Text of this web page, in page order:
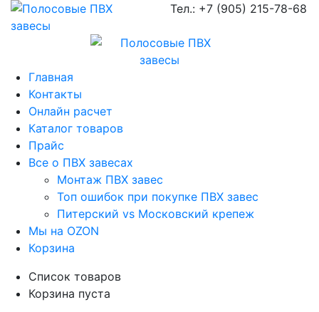
Тел.: +7 (905) 215-78-68
Главная
Контакты
Онлайн расчет
Каталог товаров
Прайс
Все о ПВХ завесах
Монтаж ПВХ завес
Топ ошибок при покупке ПВХ завес
Питерский vs Московский крепеж
Мы на OZON
Корзина
Список товаров
Корзина пуста